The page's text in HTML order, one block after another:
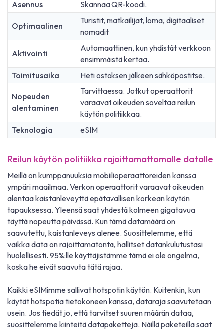
Asennus Skannaa QR-koodi.
Optimaalinen
Turistit, matkailijat, loma, digitaaliset
nomadit
Aktivointi
Automaattinen, kun yhdistät verkkoon
ensimmäistä kertaa.
Toimitusaika
Heti ostoksen jälkeen sähköpostitse.
Nopeuden
alentaminen
Tarvittaessa. Jotkut operaattorit
varaavat oikeuden soveltaa reilun
käytön politiikkaa.
Teknologia
eSIM
Reilun käytön politiikka rajoittamattomalle datalle
Meillä on kumppanuuksia mobiilioperaattoreiden kanssa
ympäri maailmaa. Verkon operaattorit varaavat oikeuden
alentaa kaistanleveyttä epätavallisen korkean käytön
tapauksessa. Yleensä saat yhdestä kolmeen gigatavua
täyttä nopeutta päivässä. Kun tämä datamäärä on
saavutettu, kaistanleveys alenee. Suosittelemme, että
vaikka data on rajoittamatonta, hallitset datankulutustasi
huolellisesti. 95%:lle käyttäjistämme tämä ei ole ongelma,
koska he eivät saavuta tätä rajaa.
Kaikki eSIMimme sallivat hotspotin käytön. Kuitenkin, kun
käytät hotspotia tietokoneen kanssa, dataraja saavutetaan
usein. Jos tiedät jo, että tarvitset suuren määrän dataa,
suosittelemme kiinteitä datapaketteja. Näillä paketeilla saat